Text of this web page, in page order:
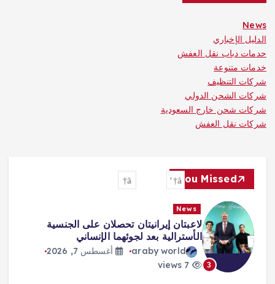
News
الدليل الإخباري
حدمات دباب نقل العفش
خدمات متنوعة
شركات التنظيف
شركات الشحن الدولي
شركات شحن خارج السعودية
شركات نقل العفش
You Missed
3
News
لاعبتان إيرانيتان تحصلان على الجنسية
الأسترالية بعد لجوئهما الإنساني
araby world
أغسطس 7, 2026